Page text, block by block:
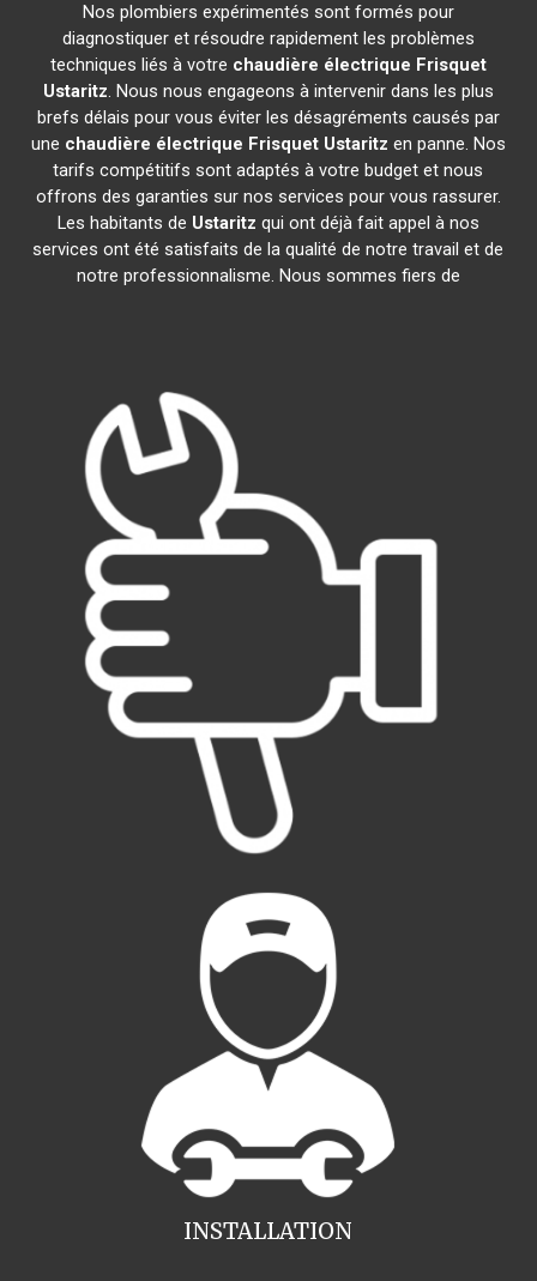
Nos plombiers expérimentés sont formés pour
diagnostiquer et résoudre rapidement les problèmes
techniques liés à votre chaudière électrique Frisquet
Ustaritz. Nous nous engageons à intervenir dans les plus
brefs délais pour vous éviter les désagréments causés par
une chaudière électrique Frisquet Ustaritz en panne. Nos
tarifs compétitifs sont adaptés à votre budget et nous
offrons des garanties sur nos services pour vous rassurer.
Les habitants de Ustaritz qui ont déjà fait appel à nos
services ont été satisfaits de la qualité de notre travail et de
notre professionnalisme. Nous sommes fiers de
INSTALLATION